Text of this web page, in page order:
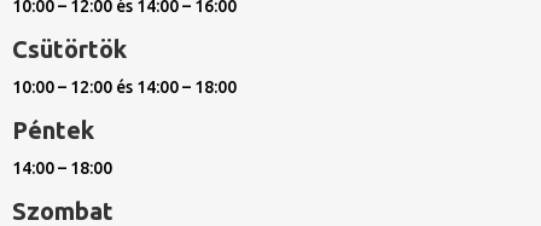
10:00 – 12:00 és 14:00 – 16:00
Csütörtök
10:00 – 12:00 és 14:00 – 18:00
Péntek
14:00 – 18:00
Szombat